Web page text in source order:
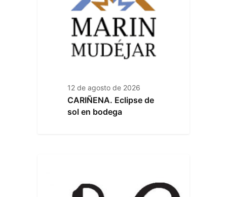
12 de agosto de 2026
CARIÑENA. Eclipse de
sol en bodega